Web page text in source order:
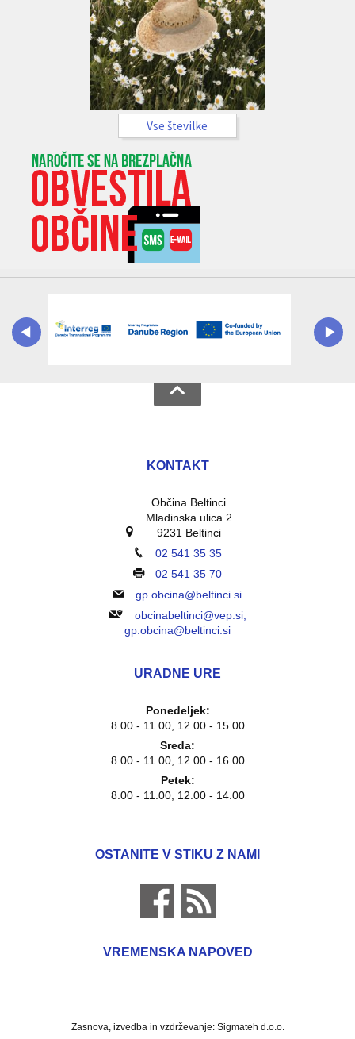
Vse številke
KONTAKT
Občina Beltinci
Mladinska ulica 2
9231 Beltinci
02 541 35 35
02 541 35 70
gp.obcina@beltinci.si
obcinabeltinci@vep.si,
gp.obcina@beltinci.si
URADNE URE
Ponedeljek:
8.00 - 11.00, 12.00 - 15.00
Sreda:
8.00 - 11.00, 12.00 - 16.00
Petek:
8.00 - 11.00, 12.00 - 14.00
OSTANITE V STIKU Z NAMI
VREMENSKA NAPOVED
Zasnova, izvedba in vzdrževanje: Sigmateh d.o.o.